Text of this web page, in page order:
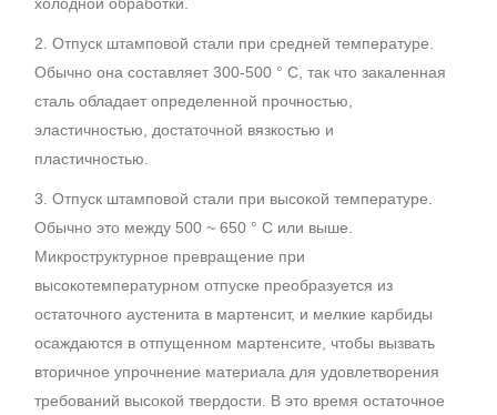
2. Отпуск штамповой стали при средней температуре.
Обычно она составляет 300-500 ° С, так что закаленная
сталь обладает определенной прочностью,
эластичностью, достаточной вязкостью и
пластичностью.
3. Отпуск штамповой стали при высокой температуре.
Обычно это между 500 ~ 650 ° C или выше.
Микроструктурное превращение при
высокотемпературном отпуске преобразуется из
остаточного аустенита в мартенсит, и мелкие карбиды
осаждаются в отпущенном мартенсите, чтобы вызвать
вторичное упрочнение материала для удовлетворения
требований высокой твердости. В это время остаточное